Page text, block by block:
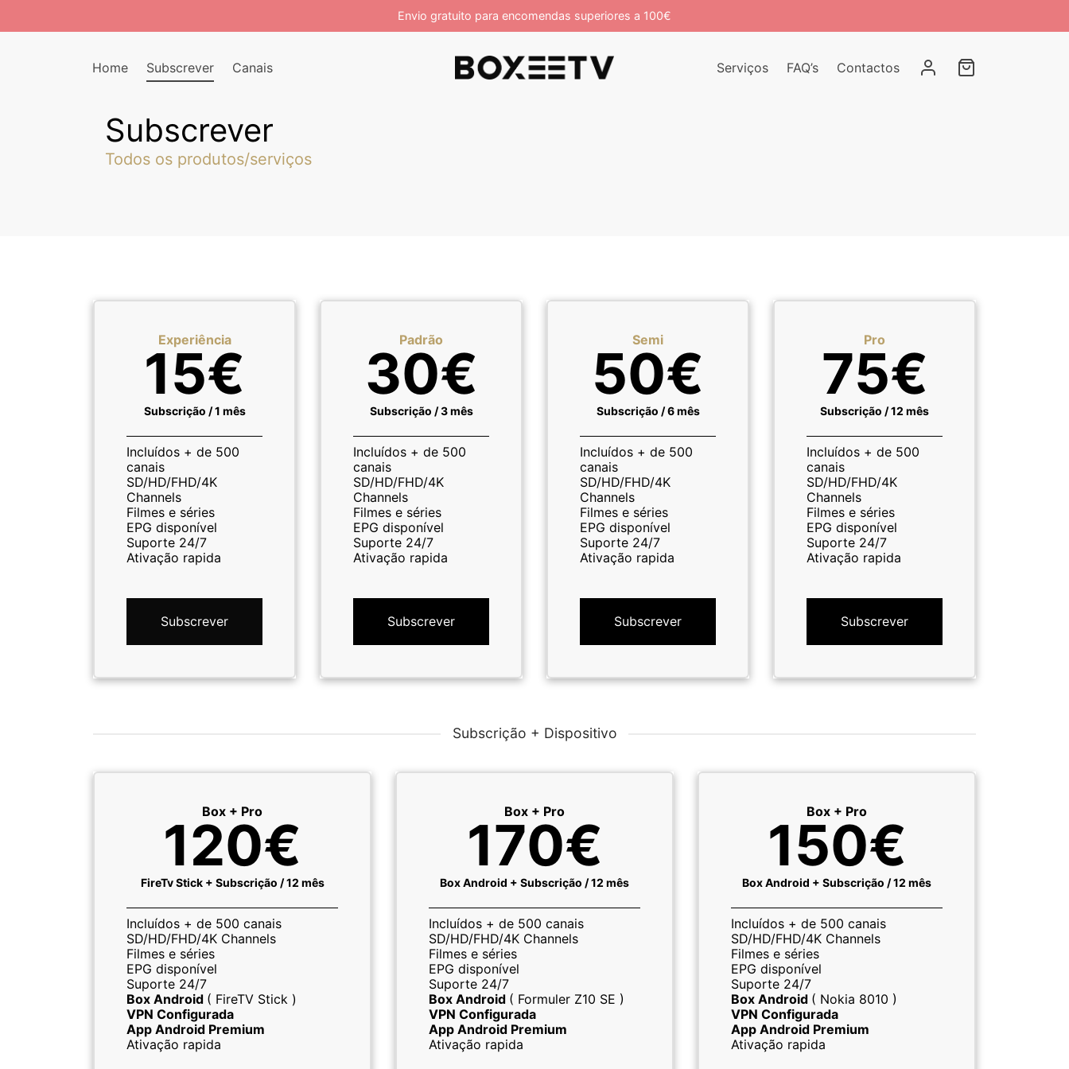
Envio gratuito para encomendas superiores a 100€
Home Subscrever Canais Serviços FAQ’s Contactos
Subscrever
Todos os produtos/serviços
Experiência
15€
Subscrição / 1 mês
Incluídos + de 500
canais
SD/HD/FHD/4K
Channels
Filmes e séries
EPG disponível
Suporte 24/7
Ativação rapida
Subscrever
Padrão
30€
Subscrição / 3 mês
Incluídos + de 500
canais
SD/HD/FHD/4K
Channels
Filmes e séries
EPG disponível
Suporte 24/7
Ativação rapida
Subscrever
Semi
50€
Subscrição / 6 mês
Incluídos + de 500
canais
SD/HD/FHD/4K
Channels
Filmes e séries
EPG disponível
Suporte 24/7
Ativação rapida
Subscrever
Pro
75€
Subscrição / 12 mês
Incluídos + de 500
canais
SD/HD/FHD/4K
Channels
Filmes e séries
EPG disponível
Suporte 24/7
Ativação rapida
Subscrever
Subscrição + Dispositivo
Box + Pro
120€
FireTv Stick + Subscrição / 12 mês
Incluídos + de 500 canais
SD/HD/FHD/4K Channels
Filmes e séries
EPG disponível
Suporte 24/7
Box Android ( FireTV Stick )
VPN Configurada
App Android Premium
Ativação rapida
Box + Pro
170€
Box Android + Subscrição / 12 mês
Incluídos + de 500 canais
SD/HD/FHD/4K Channels
Filmes e séries
EPG disponível
Suporte 24/7
Box Android ( Formuler Z10 SE )
VPN Configurada
App Android Premium
Ativação rapida
Box + Pro
150€
Box Android + Subscrição / 12 mês
Incluídos + de 500 canais
SD/HD/FHD/4K Channels
Filmes e séries
EPG disponível
Suporte 24/7
Box Android ( Nokia 8010 )
VPN Configurada
App Android Premium
Ativação rapida